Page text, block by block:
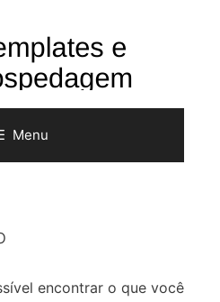
Menu
encontrar o que você